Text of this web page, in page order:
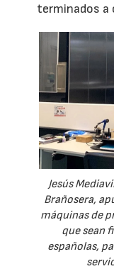
terminados a
Jesús
Brañosera,
máquinas de
que sean
españolas,